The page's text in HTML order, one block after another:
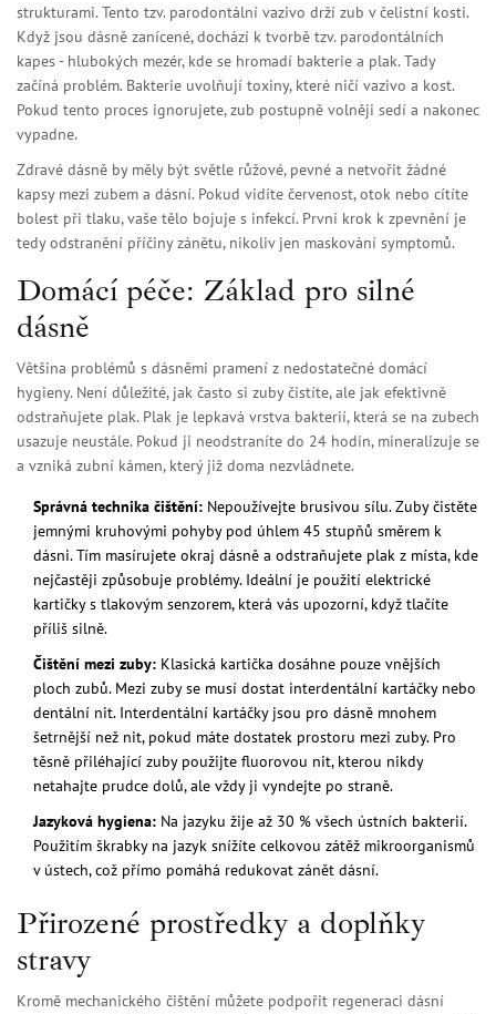
strukturami. Tento tzv. parodontální vazivo drží zub v čelistní kosti.
Když jsou dásně zanícené, dochází k tvorbě tzv. parodontálních
kapes - hlubokých mezér, kde se hromadí bakterie a plak. Tady
začíná problém. Bakterie uvolňují toxiny, které ničí vazivo a kost.
Pokud tento proces ignorujete, zub postupně volněji sedí a nakonec
vypadne.
Zdravé dásně by měly být světle růžové, pevné a netvořit žádné
kapsy mezi zubem a dásní. Pokud vidíte červenost, otok nebo cítíte
bolest při tlaku, vaše tělo bojuje s infekcí. První krok k zpevnění je
tedy odstranění příčiny zánětu, nikoliv jen maskování symptomů.
Domácí péče: Základ pro silné
dásně
Většina problémů s dásněmi pramení z nedostatečné domácí
hygieny. Není důležité, jak často si zuby čistíte, ale jak efektivně
odstraňujete plak. Plak je lepkavá vrstva bakterií, která se na zubech
usazuje neustále. Pokud ji neodstraníte do 24 hodin, mineralizuje se
a vzniká zubní kámen, který již doma nezvládnete.
Správná technika čištění: Nepoužívejte brusivou sílu. Zuby čistěte
jemnými kruhovými pohyby pod úhlem 45 stupňů směrem k
dásni. Tím masírujete okraj dásně a odstraňujete plak z místa, kde
nejčastěji způsobuje problémy. Ideální je použití elektrické
kartičky s tlakovým senzorem, která vás upozorní, když tlačíte
příliš silně.
Čištění mezi zuby: Klasická kartička dosáhne pouze vnějších
ploch zubů. Mezi zuby se musí dostat interdentální kartáčky nebo
dentální nit. Interdentální kartáčky jsou pro dásně mnohem
šetrnější než nit, pokud máte dostatek prostoru mezi zuby. Pro
těsně přiléhající zuby použijte fluorovou nit, kterou nikdy
netahajte prudce dolů, ale vždy ji vyndejte po straně.
Jazyková hygiena: Na jazyku žije až 30 % všech ústních bakterií.
Použitím škrabky na jazyk snížíte celkovou zátěž mikroorganismů
v ústech, což přímo pomáhá redukovat zánět dásní.
Přirozené prostředky a doplňky
stravy
Kromě mechanického čištění můžete podpořit regeneraci dásní